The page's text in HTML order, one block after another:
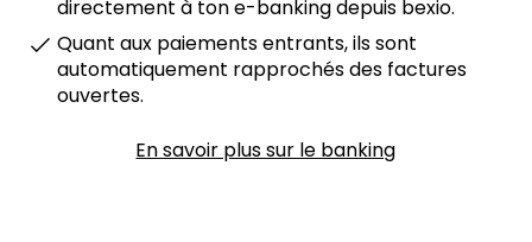
directement à ton e-banking depuis bexio.
Quant aux paiements entrants, ils sont
automatiquement rapprochés des factures
ouvertes.
En savoir plus sur le banking